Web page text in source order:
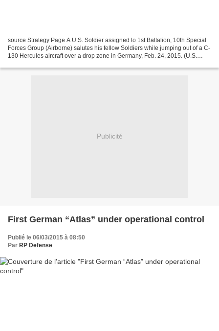
source Strategy Page A U.S. Soldier assigned to 1st Battalion, 10th Special
Forces Group (Airborne) salutes his fellow Soldiers while jumping out of a C-
130 Hercules aircraft over a drop zone in Germany, Feb. 24, 2015. (U.S.
Publicité
First German “Atlas” under operational control
Publié le 06/03/2015 à 08:50
Par RP Defense